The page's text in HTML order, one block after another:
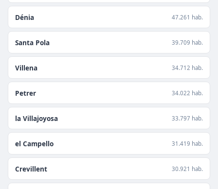
Dénia 47.261 hab.
Santa Pola 39.709 hab.
Villena 34.712 hab.
Petrer 34.022 hab.
la Villajoyosa 33.797 hab.
el Campello 31.419 hab.
Crevillent 30.921 hab.